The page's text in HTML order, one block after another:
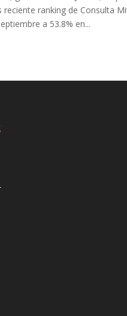
reciente ranking de Consulta
a 53.8% en...